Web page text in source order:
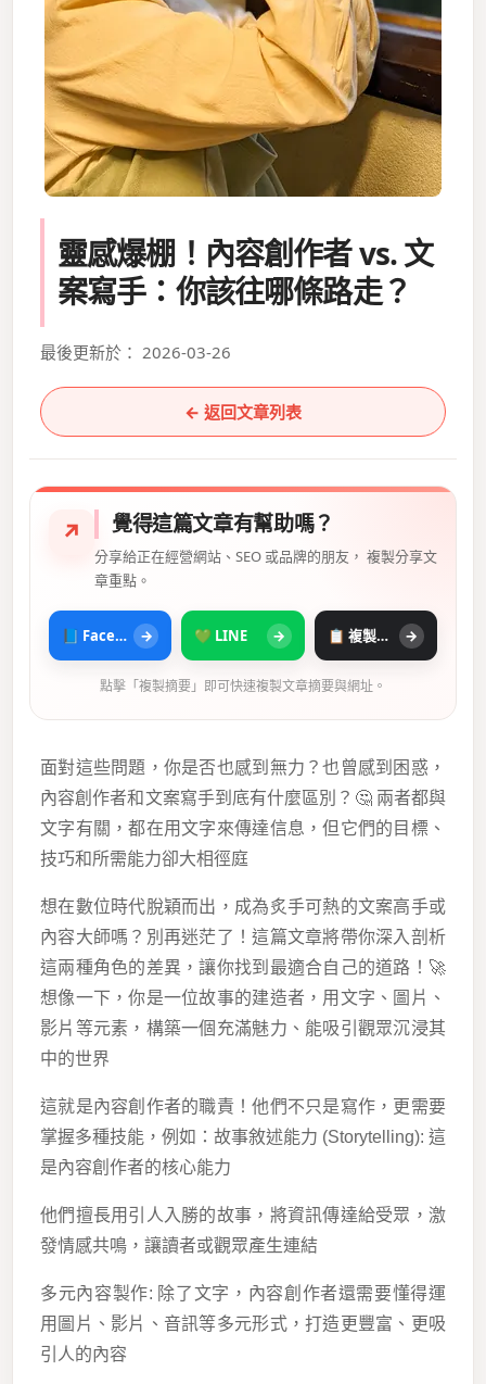
靈感爆棚！內容創作者 vs. 文
案寫手：你該往哪條路走？
最後更新於： 2026-03-26
← 返回文章列表
↗ 覺得這篇文章有幫助嗎？
分享給正在經營網站、SEO 或品牌的朋友， 複製分享文
章重點。
📘 Facebook → 💚 LINE → 📋 複製摘要 →
點擊「複製摘要」即可快速複製文章摘要與網址。
面對這些問題，你是否也感到無力？也曾感到困惑，
內容創作者和文案寫手到底有什麼區別？🤔 兩者都與
文字有關，都在用文字來傳達信息，但它們的目標、
技巧和所需能力卻大相徑庭
想在數位時代脫穎而出，成為炙手可熱的文案高手或
內容大師嗎？別再迷茫了！這篇文章將帶你深入剖析
這兩種角色的差異，讓你找到最適合自己的道路！🚀
想像一下，你是一位故事的建造者，用文字、圖片、
影片等元素，構築一個充滿魅力、能吸引觀眾沉浸其
中的世界
這就是內容創作者的職責！他們不只是寫作，更需要
掌握多種技能，例如：故事敘述能力 (Storytelling): 這
是內容創作者的核心能力
他們擅長用引人入勝的故事，將資訊傳達給受眾，激
發情感共鳴，讓讀者或觀眾產生連結
多元內容製作: 除了文字，內容創作者還需要懂得運
用圖片、影片、音訊等多元形式，打造更豐富、更吸
引人的內容